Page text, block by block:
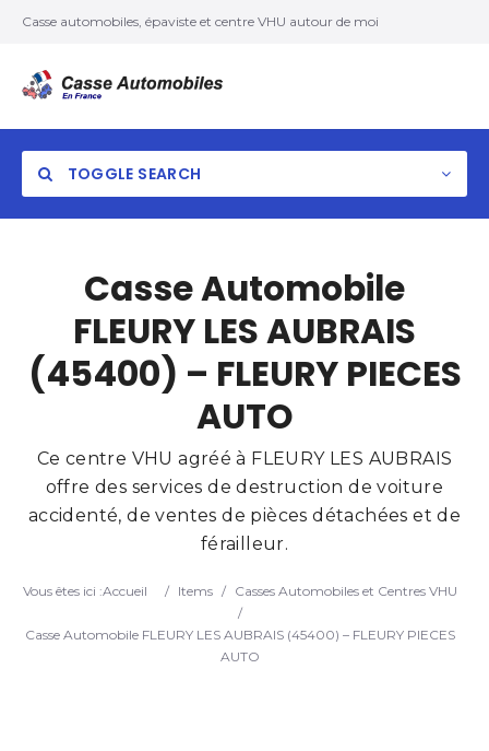
Casse automobiles, épaviste et centre VHU autour de moi
TOGGLE SEARCH
Search
Casse Automobile
FLEURY LES AUBRAIS
(45400) – FLEURY PIECES
AUTO
Ce centre VHU agréé à FLEURY LES AUBRAIS
offre des services de destruction de voiture
accidenté, de ventes de pièces détachées et de
férailleur.
Vous êtes ici :Accueil / Items / Casses Automobiles et Centres VHU
/
Casse Automobile FLEURY LES AUBRAIS (45400) – FLEURY PIECES
AUTO